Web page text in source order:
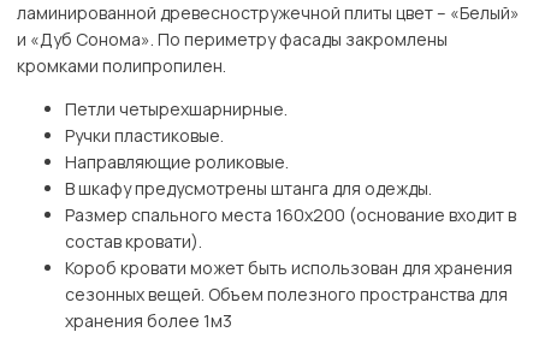
ламинированной древесностружечной плиты цвет – «Белый»
и «Дуб Сонома». По периметру фасады закромлены
кромками полипропилен.
Петли четырехшарнирные.
Ручки пластиковые.
Направляющие роликовые.
В шкафу предусмотрены штанга для одежды.
Размер спального места 160х200 (основание входит в
состав кровати).
Короб кровати может быть использован для хранения
сезонных вещей. Объем полезного пространства для
хранения более 1м3